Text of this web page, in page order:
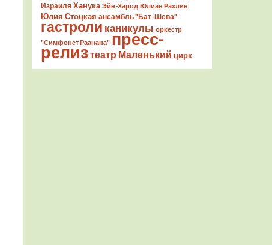
Израиля Ханука Эйн-Харод Юлиан Рахлин
Юлия Стоцкая ансамбль "Бат-Шева"
гастроли каникулы оркестр
"Симфонет Раанана" пресс-
релизтеатр Маленький цирк